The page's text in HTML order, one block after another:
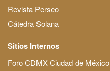
Revista Perseo
Cátedra Solana
Sitios Internos
Foro CDMX Ciudad de México